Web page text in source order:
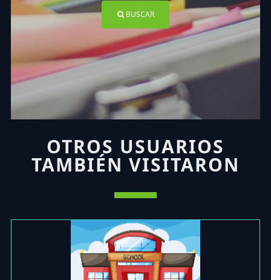
BUSCAR
OTROS USUARIOS
TAMBIÉN VISITARON